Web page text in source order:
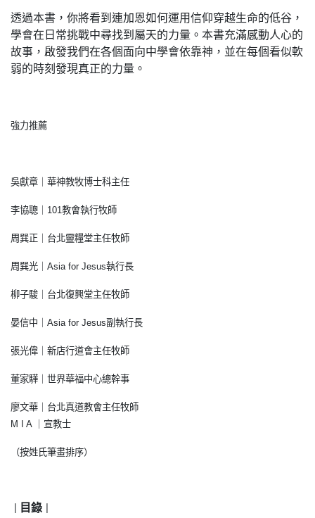
透過本書，你將看到連加恩如何運用信仰穿越生命的低谷，
學會在日常挑戰中尋找到屬天的力量。本書充滿感動人心的
故事，啟發我們在各個面向中學會依靠神，並在每個看似軟
弱的時刻發現真正的力量。
強力推薦
吳獻章｜華神教牧博士科主任
李協聰｜101教會執行牧師
周巽正｜台北靈糧堂主任牧師
周巽光｜Asia for Jesus執行長
柳子駿｜台北復興堂主任牧師
晏信中｜Asia for Jesus副執行長
張光偉｜新店行道會主任牧師
董家驊｜世界華福中心總幹事
廖文華｜台北真道教會主任牧師
M I A ｜宣教士
（按姓氏筆畫排序）
目錄